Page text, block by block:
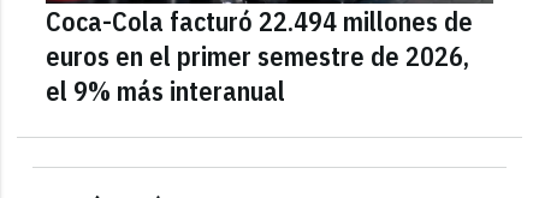
Coca-Cola facturó 22.494 millones de
euros en el primer semestre de 2026,
el 9% más interanual